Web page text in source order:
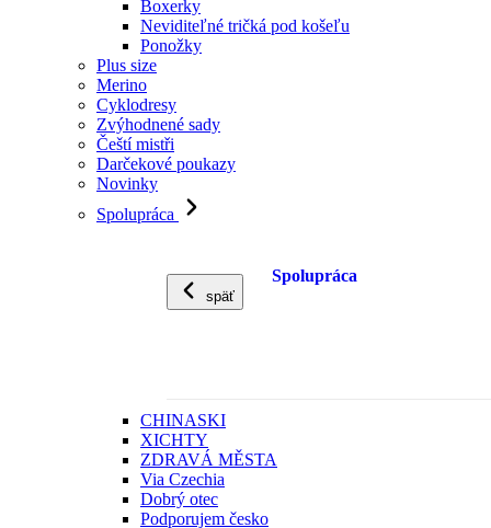
Boxerky
Neviditeľné tričká pod košeľu
Ponožky
Plus size
Merino
Cyklodresy
Zvýhodnené sady
Čeští mistři
Darčekové poukazy
Novinky
Spolupráca
späť
Spolupráca
CHINASKI
XICHTY
ZDRAVÁ MĚSTA
Via Czechia
Dobrý otec
Podporujem česko